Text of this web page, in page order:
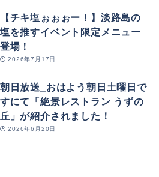
【チキ塩ぉぉぉー！】淡路島の
塩を推すイベント限定メニュー
登場！
2026年7月17日
朝日放送_おはよう朝日土曜日で
すにて「絶景レストラン うずの
丘」が紹介されました！
2026年6月20日